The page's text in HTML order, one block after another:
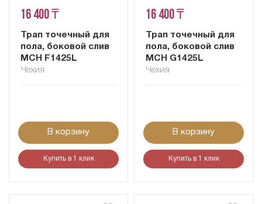
16 400 ₸
Трап точечный для
пола, боковой слив
MCH F1425L
Чехия
В корзину
Купить в 1 клик
16 400 ₸
Трап точечный для
пола, боковой слив
MCH G1425L
Чехия
В корзину
Купить в 1 клик